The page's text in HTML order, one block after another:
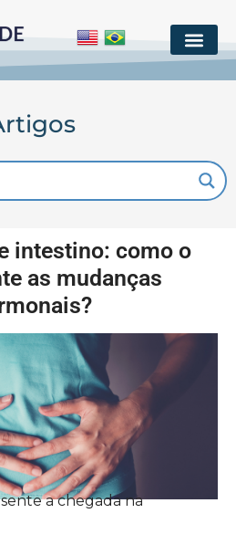
intestino: como o
as mudanças
a chegada na